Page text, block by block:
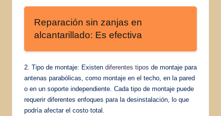
Reparación sin zanjas en
alcantarillado: Es efectiva
2. Tipo de montaje: Existen diferentes tipos de montaje para
antenas parabólicas, como montaje en el techo, en la pared
o en un soporte independiente. Cada tipo de montaje puede
requerir diferentes enfoques para la desinstalación, lo que
podría afectar el costo total.